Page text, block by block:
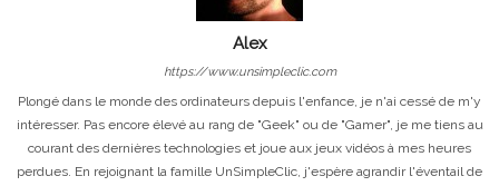
Alex
https://www.unsimpleclic.com
Plongé dans le monde des ordinateurs depuis l'enfance, je n'ai cessé de m'y
intéresser. Pas encore élevé au rang de "Geek" ou de "Gamer", je me tiens au
courant des dernières technologies et joue aux jeux vidéos à mes heures
perdues. En rejoignant la famille UnSimpleClic, j'espère agrandir l'éventail de